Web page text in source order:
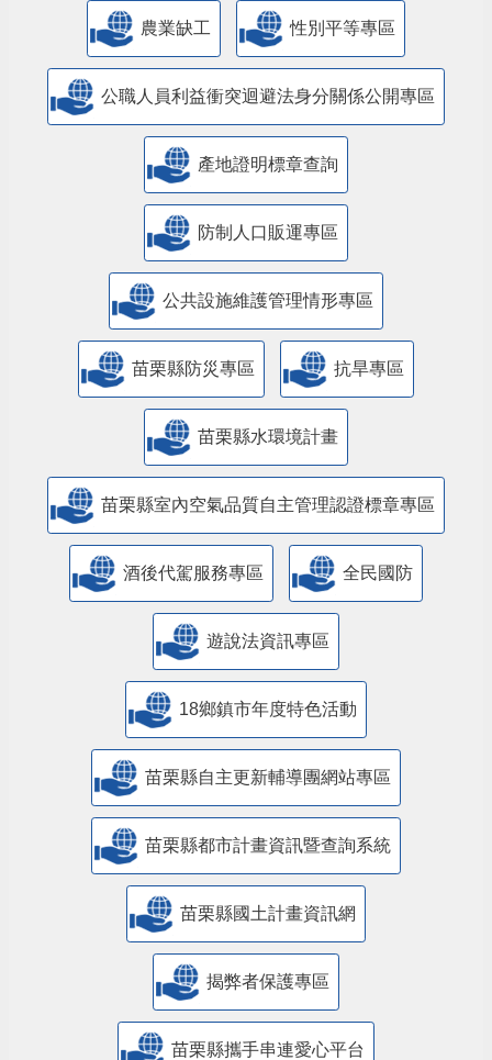
農業缺工 性別平等專區
公職人員利益衝突迴避法身分關係公開專區
產地證明標章查詢
防制人口販運專區
​公共設施維護管理情形專區
苗栗縣防災專區 抗旱專區
苗栗縣水環境計畫
苗栗縣室內空氣品質自主管理認證標章專區
酒後代駕服務專區 全民國防
遊說法資訊專區
18鄉鎮市年度特色活動
苗栗縣自主更新輔導團網站專區
苗栗縣都市計畫資訊暨查詢系統
苗栗縣國土計畫資訊網
揭弊者保護專區
苗栗縣攜手串連愛心平台